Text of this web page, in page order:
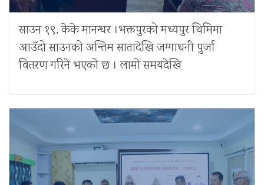
साउन १९, केके मानन्धर ।भक्तपुरको मध्यपुर थिमिमा
आउँदो साउनको अन्तिम सातादेखि जग्गाधनी पुर्जा
वितरण गरिने भएको छ । लामो समयदेखि